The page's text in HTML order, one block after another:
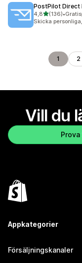
PostPilot Direct
4,8av 5 stjärnor
(136)
136 recensioner
•
Skicka
1 2
Vill du
Appkategorier
Försäljningskanaler